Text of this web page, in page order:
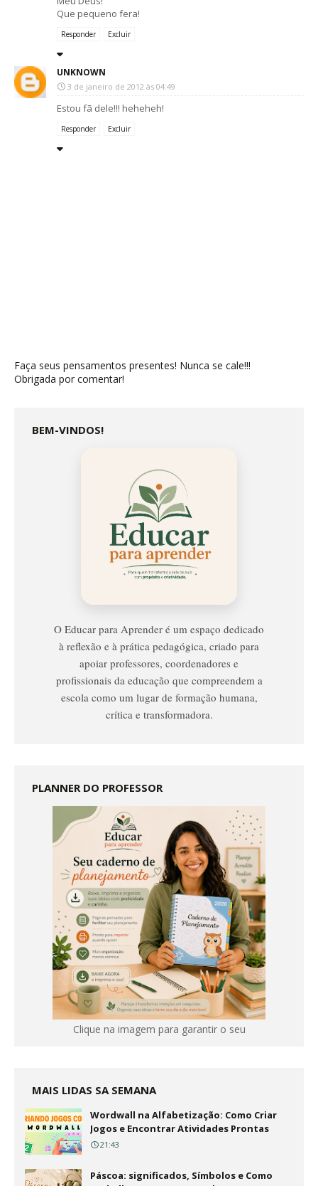
Que pequeno fera!
Responder Excluir
UNKNOWN
3 de janeiro de 2012 às 04:49
Estou fã dele!!! heheheh!
Responder Excluir
Faça seus pensamentos presentes! Nunca se cale!!!
Obrigada por comentar!
BEM-VINDOS!
Educar
Para
O Educar para Aprender é um espaço dedicado
à reflexão e à prática pedagógica, criado para
apoiar professores, coordenadores e
profissionais da educação que compreendem a
escola como um lugar de formação humana,
crítica e transformadora.
PLANNER DO PROFESSOR
Clique na imagem para garantir o seu
MAIS LIDAS SA SEMANA
Wordwall na Alfabetização: Como Criar
Jogos e Encontrar Atividades Prontas
21:43
Páscoa: significados, Símbolos e Como